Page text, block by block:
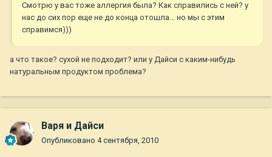
Смотрю у вас тоже аллергия была? Как справились с ней? у
нас до сих пор еще не до конца отошла... но мы с этим
справимся)))
а что такое? сухой не подходит? или у Дайси с каким-нибудь
натуральным продуктом проблема?
Варя и Дайси
Опубликовано 4 сентября, 2010